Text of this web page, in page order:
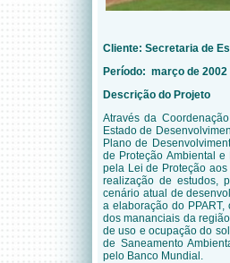
Cliente: Secretaria de
Período: março de 2002
Descrição do Projeto
Através da
Estado de
Plano de
de Proteção Ambiental
pela Lei de Proteção
realização de estudos,
cenário atual de
a elaboração do
dos mananciais da
de uso e ocupação do
de Saneamento
pelo Banco Mundial.